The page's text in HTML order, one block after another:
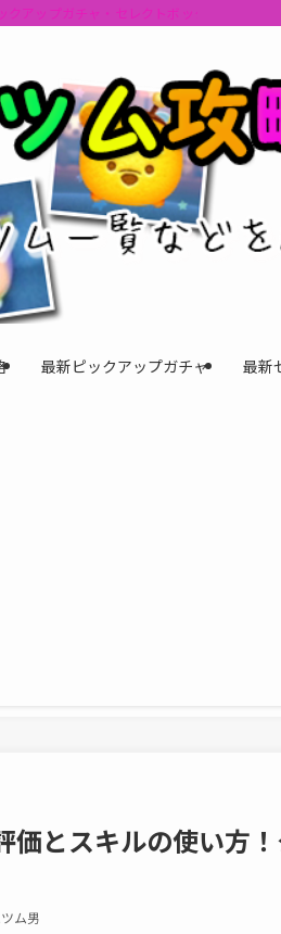
アップガチャ・セレクトボックスの情
最新ピックアップガチャ 最新
価とスキルの使い方
ム男